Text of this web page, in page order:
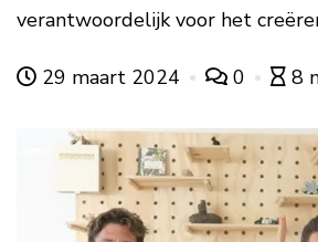
verantwoordelijk voor het
29 maart 2024 0 8